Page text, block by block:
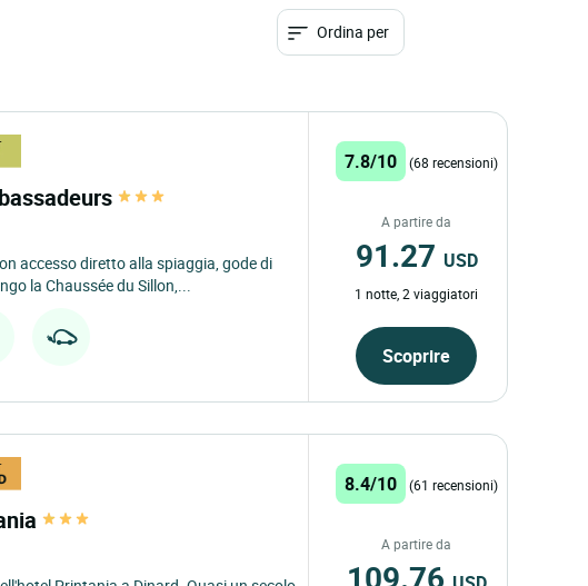
Ordina per
accesso diretto alla spiaggia, gode di
la Chaussée du Sillon,...
7.8/10 (68 recensioni)
A partire da
91.27 USD
1 notte, 2 viaggiatori
Scoprire
8.4/10 (61 recensioni)
A partire da
109.76